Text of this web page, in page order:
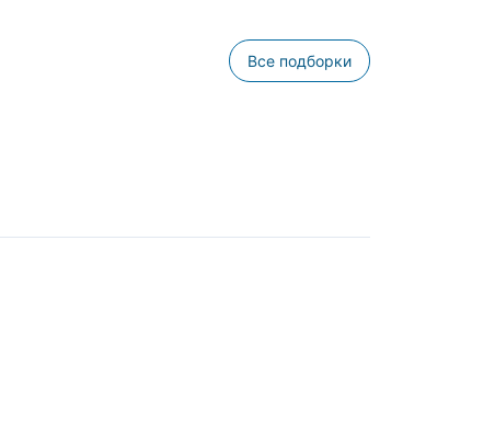
Все подборки